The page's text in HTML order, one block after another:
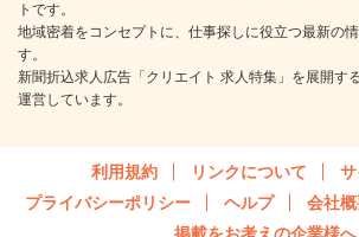
トです。
地域密着をコンセプトに、仕事探しに役立つ最新の
す。
新聞折込求人広告「クリエイト 求人特集」を展開す
運営しています。
利用規約 リンクについて
プライバシーポリシー
ヘルプ 会社